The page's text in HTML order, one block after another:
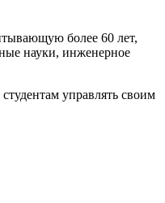
более 60 лет,
науки, инженерное
управлять своим